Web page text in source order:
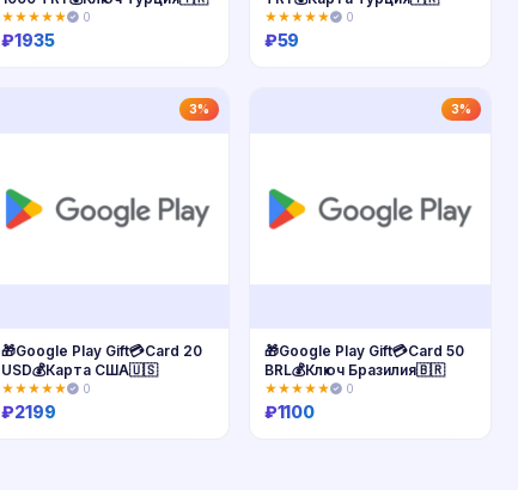
★★★★★ 0
₽1935
★★★★★ 0
₽59
3%
🎁Google Play Gift💳Card 20
USD💰Карта США🇺🇸
★★★★★ 0
₽2199
3%
🎁Google Play Gift💳Card 50
BRL💰Ключ Бразилия🇧🇷
★★★★★ 0
₽1100